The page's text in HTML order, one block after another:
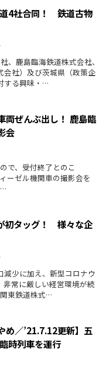
4社合同！ 鉄道古物
、鹿島臨海鉄道株式会社、
会社）及び茨城県（政策企
する興味・…
両ぜんぶ出し！ 鹿島臨
会
で、受付終了とのこ
ーゼル機関車の撮影会を
初タッグ！ 様々な企
少に加え、新型コロナウ
常に厳しい経営環境が続
東鉄道株式…
め／’21.7.12更新】五
時列車を運行